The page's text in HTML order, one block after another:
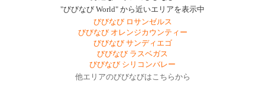
"びびなび World" から近いエリアを表示中
びびなび ロサンゼルス
びびなび オレンジカウンティー
びびなび サンディエゴ
びびなび ラスベガス
びびなび シリコンバレー
他エリアのびびなびはこちらから